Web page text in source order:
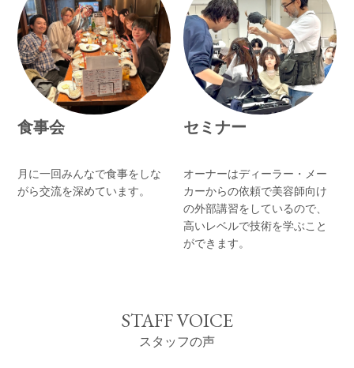
食事会
月に一回みんなで食事をしな
がら交流を深めています。
セミナー
オーナーはディーラー・メー
カーからの依頼で美容師向け
の外部講習をしているので、
高いレベルで技術を学ぶこと
ができます。
STAFF VOICE
スタッフの声